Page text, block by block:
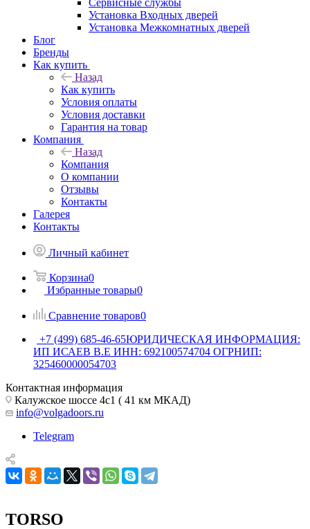
Сервисные службы
Установка Входных дверей
Установка Межкомнатных дверей
Блог
Бренды
Как купить
Назад
Как купить
Условия оплаты
Условия доставки
Гарантия на товар
Компания
Назад
Компания
О компании
Отзывы
Контакты
Галерея
Контакты
Личный кабинет
Корзина0
Избранные товары0
Сравнение товаров0
+7 (499) 685-46-65ЮРИДИЧЕСКАЯ ИНФОРМАЦИЯ:
ИП ИСАЕВ В.Е ИНН: 692100574704 ОГРНИП:
325460000054703
Контактная информация
Калужское шоссе 4с1 ( 41 км МКАД)
info@volgadoors.ru
Telegram
TORSO